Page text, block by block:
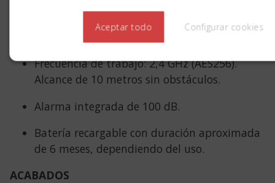
(móvil), 1 mando a distancia (Bluetooth) y
bombillo con 3 llaves XL.
Frecuencia de trabajo: 2,4 GHz (AES256).
Alcance de 10 metros sin obstáculos.
Alarma integrada de 100 dB.
Batería recargable con duración aproximada
de 6 meses, dependiendo del uso.
ACABADOS
Aceptar todo Configurar cookies